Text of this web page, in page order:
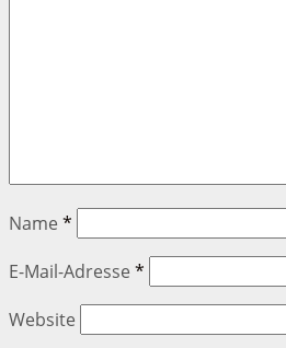
Name *
E-Mail-Adresse *
Website